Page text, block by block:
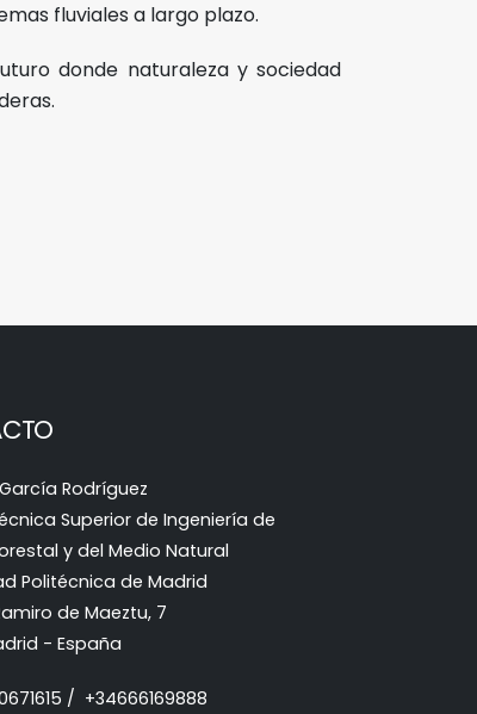
fluviales a largo plazo.
donde naturaleza y sociedad
Rodríguez
Superior de Ingeniería de
y del Medio Natural
Politécnica de Madrid
de Maeztu, 7
- España
/ +34666169888